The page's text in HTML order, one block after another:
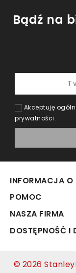
Bądź na
Akceptuję
prywatności.
INFORMACJA O
POMOC
NASZA FIRMA
DOSTĘPNOŚĆ I
© 2026